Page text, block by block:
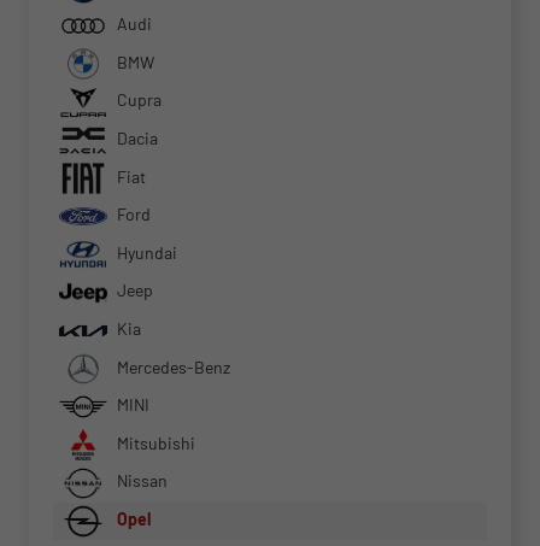
Audi
BMW
Cupra
Dacia
Fiat
Ford
Hyundai
Jeep
Kia
Mercedes-Benz
MINI
Mitsubishi
Nissan
Opel